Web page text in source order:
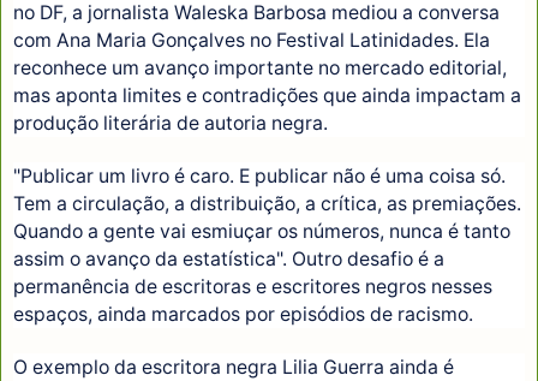
no DF, a jornalista Waleska Barbosa mediou a conversa
com Ana Maria Gonçalves no Festival Latinidades. Ela
reconhece um avanço importante no mercado editorial,
mas aponta limites e contradições que ainda impactam a
produção literária de autoria negra.
"Publicar um livro é caro. E publicar não é uma coisa só.
Tem a circulação, a distribuição, a crítica, as premiações.
Quando a gente vai esmiuçar os números, nunca é tanto
assim o avanço da estatística". Outro desafio é a
permanência de escritoras e escritores negros nesses
espaços, ainda marcados por episódios de racismo.
O exemplo da escritora negra Lilia Guerra ainda é